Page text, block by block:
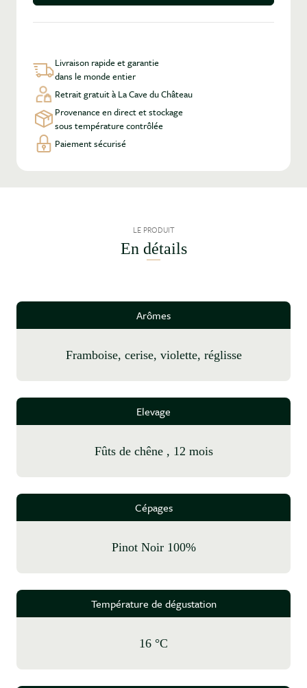
Livraison rapide et garantie
dans le monde entier
Retrait gratuit à La Cave du Château
Provenance en direct et stockage
sous température contrôlée
Paiement sécurisé
LE PRODUIT
En détails
Arômes
framboise, cerise, violette, réglisse
Elevage
fûts de chêne , 12 mois
Cépages
Pinot Noir 100%
Température de dégustation
16 °C